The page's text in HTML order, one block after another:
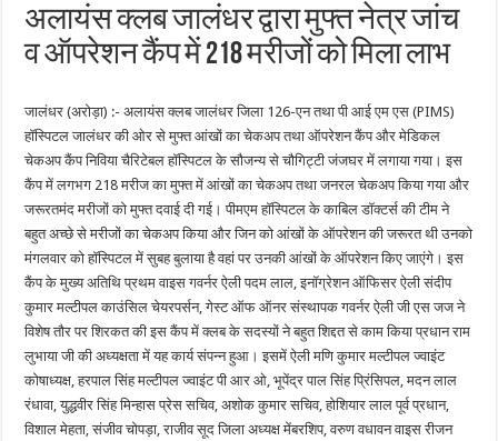
अलायंस क्लब जालंधर द्वारा मुफ्त नेत्र जांच
व ऑपरेशन कैंप में 218 मरीजों को मिला लाभ
जालंधर (अरोड़ा) :- अलायंस क्लब जालंधर जिला 126-एन तथा पी आई एम एस (PIMS)
हॉस्पिटल जालंधर की ओर से मुफ्त आंखों का चेकअप तथा ऑपरेशन कैंप और मेडिकल
चेकअप कैंप निविया चैरिटेबल हॉस्पिटल के सौजन्य से चौगिट्टी जंजघर में लगाया गया। इस
कैंप में लगभग 218 मरीज का मुफ्त में आंखों का चेकअप तथा जनरल चेकअप किया गया और
जरूरतमंद मरीजों को मुफ्त दवाई दी गई। पीमएम हॉस्पिटल के काबिल डॉक्टर्स की टीम ने
बहुत अच्छे से मरीजों का चेकअप किया और जिन को आंखों के ऑपरेशन की जरूरत थी उनको
मंगलवार को हॉस्पिटल में सुबह बुलाया है वहां पर उनकी आंखों के ऑपरेशन किए जाएंगे। इस
कैंप के मुख्य अतिथि प्रथम वाइस गवर्नर ऐली पदम लाल, इनॉग्रेशन ऑफिसर ऐली संदीप
कुमार मल्टीपल काउंसिल चेयरपर्सन, गेस्ट ऑफ ऑनर संस्थापक गवर्नर ऐली जी एस जज ने
विशेष तौर पर शिरकत की इस कैंप में क्लब के सदस्यों ने बहुत शिद्दत से काम किया प्रधान राम
लुभाया जी की अध्यक्षता में यह कार्य संपन्न हुआ। इसमें ऐली मणि कुमार मल्टीपल ज्वाइंट
कोषाध्यक्ष, हरपाल सिंह मल्टीपल ज्वाइंट पी आर ओ, भूपेंद्र पाल सिंह प्रिंसिपल, मदन लाल
रंधावा, युद्धवीर सिंह मिन्हास प्रेस सचिव, अशोक कुमार सचिव, होशियार लाल पूर्व प्रधान,
विशाल मेहता, संजीव चोपड़ा, राजीव सूद जिला अध्यक्ष मेंबरशिप, वरुण वधावन वाइस रीजन